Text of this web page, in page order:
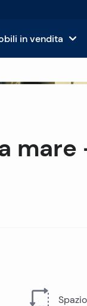
in vendita
in vendita
in vendita
Immobili in vendita
mare